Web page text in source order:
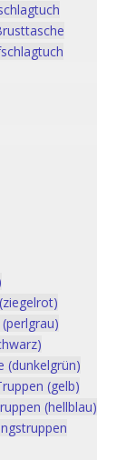
(dunkelgrün)
(gelb)
(hellblau)